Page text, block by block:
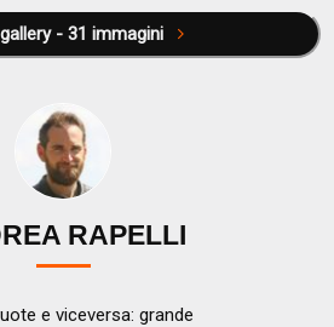
Tutta la gallery - 31 immagini
RAPELLI
e viceversa: grande